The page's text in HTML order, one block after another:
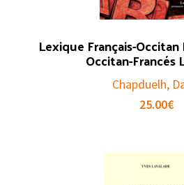
Lexique Français-
Occitan-Francés
Chapduelh,
25.00€